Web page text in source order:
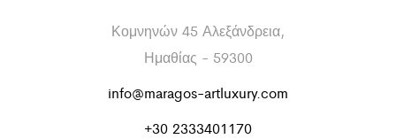
Κομνηνών 45 Αλεξάνδρεια,
Ημαθίας - 59300
info@maragos-artluxury.com
+30 2333401170